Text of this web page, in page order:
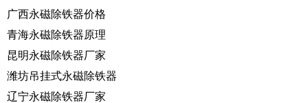
广西永磁除铁器价格
青海永磁除铁器原理
昆明永磁除铁器厂家
潍坊吊挂式永磁除铁器
辽宁永磁除铁器厂家